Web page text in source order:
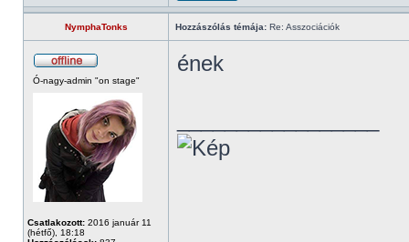
NymphaTonks Hozzászólás témája: Re: Asszociációk
Ó-nagy-admin "on stage"
Csatlakozott: 2016 január 11
(hétfő), 18:18
ének